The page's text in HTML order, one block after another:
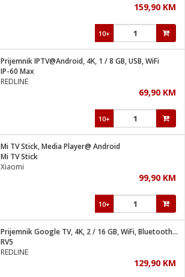
159,90 KM
10+
Prijemnik IPTV@Android, 4K, 1 / 8 GB, USB, WiFi
IP-60 Max
REDLINE
69,90 KM
10+
Mi TV Stick, Media Player@ Android
Mi TV Stick
Xiaomi
99,90 KM
10+
Prijemnik Google TV, 4K, 2 / 16 GB, WiFi, Bluetooth, LAN
RV5
REDLINE
129,90 KM